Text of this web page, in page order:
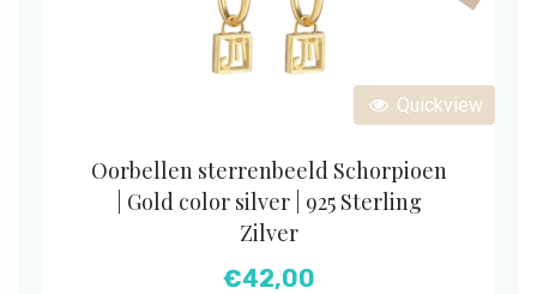
Quickview
Oorbellen sterrenbeeld Schorpioen
| Gold color silver | 925 Sterling
Zilver
€42,00